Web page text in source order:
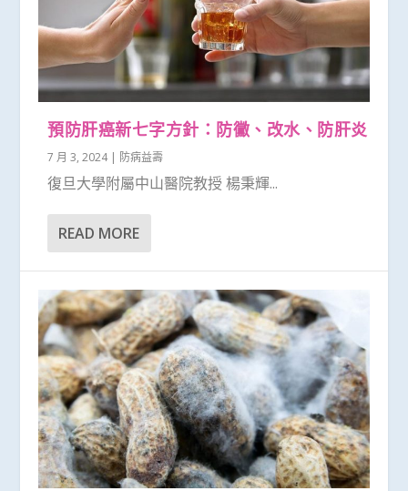
預防肝癌新七字方針：防黴、改水、防肝炎
7 月 3, 2024| 防病益壽
復旦大學附屬中山醫院教授 楊秉輝...
READ MORE